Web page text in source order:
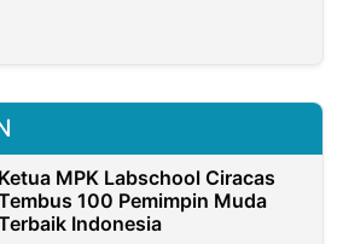
Ketua MPK Labschool Ciracas
100 Pemimpin Muda
Indonesia